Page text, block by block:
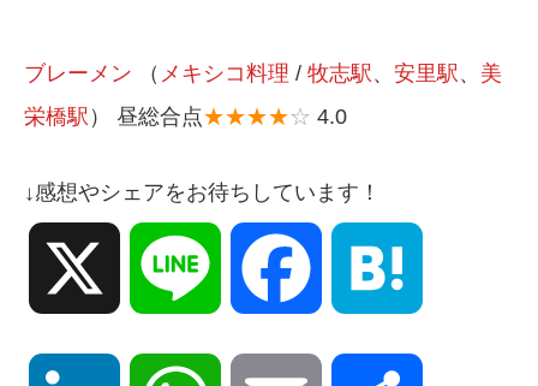
ブレーメン （ メキシコ料理 / 牧志駅 、 安里駅 、 美
栄橋駅 ） 昼総合点★★★★☆ 4.0
↓感想やシェアをお待ちしています！
Line Facebook